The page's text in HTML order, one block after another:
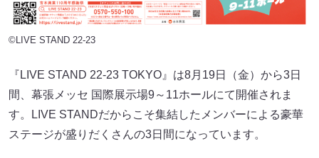
©LIVE STAND 22-23
『LIVE STAND 22-23 TOKYO』は8月19日（金）から3日
間、幕張メッセ 国際展示場9～11ホールにて開催されま
す。LIVE STANDだからこそ集結したメンバーによる豪華
ステージが盛りだくさんの3日間になっています。